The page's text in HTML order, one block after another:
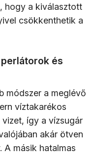
hogy a kiválasztott
csökkenthetik a
és
módszer a meglévő
víztakarékos
így a vízsugár
akár ötven
A másik hatalmas